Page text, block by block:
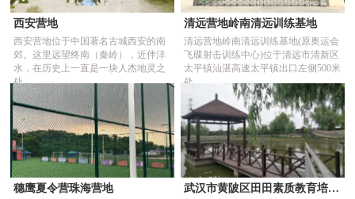
西安营地
西安营地位于中国著名古城西安的南
郊。这里远望终南（秦岭），近伴沣
水，在历史上一直是一块人杰地灵之
处。...
清远营地岭南清远训练基地
清远营地岭南清远训练基地(原奥运会
飞碟射击训练中心)位于清远市清新区
太平镇汕湛高速太平镇出口左侧500米
处...
穗鹰夏令营珠海营地 武汉市黄陂区田田素质教育培训中心